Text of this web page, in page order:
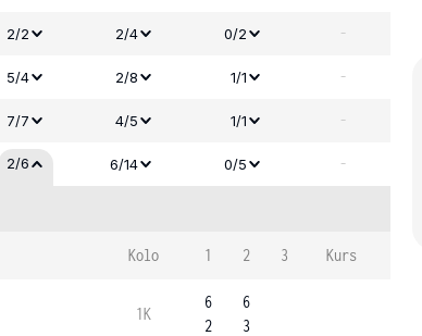
2/2 2/4 0/2 -
5/4 2/8 1/1 -
7/7 4/5 1/1 -
2/6 6/14 0/5 -
Kolo 1 2 3 Kurs
1K
6
2
6
3